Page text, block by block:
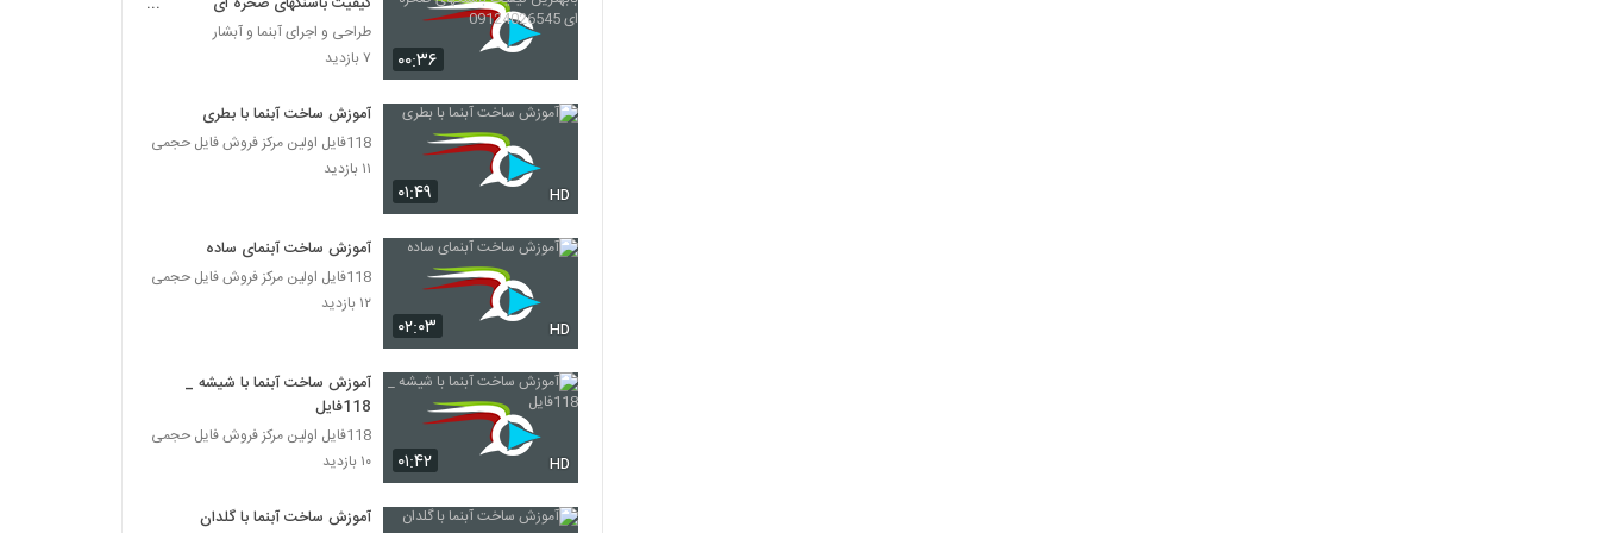
۰۰:۳۶
09124026545
طراحی و اجرای آبنما و آبشار
۷ بازدید
۰۱:۴۹ HD
آموزش ساخت آبنما با بطری
118فایل اولین مرکز فروش فایل حجمی
۱۱ بازدید
۰۲:۰۳ HD
آموزش ساخت آبنمای ساده
118فایل اولین مرکز فروش فایل حجمی
۱۲ بازدید
۰۱:۴۲ HD
آموزش ساخت آبنما با شیشه _
118فایل
118فایل اولین مرکز فروش فایل حجمی
۱۰ بازدید
آموزش ساخت آبنما با گلدان